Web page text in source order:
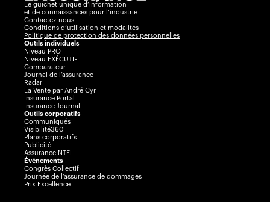
Le guichet unique d’information
et de connaissances pour l’industrie
Contactez-nous
Conditions d’utilisation et modalités
Politique de protection des données personnelles
Outils individuels
Niveau PRO
Niveau EXÉCUTIF
Comparateur
Journal de l’assurance
Radar
La Vente par André Cyr
Insurance Portal
Insurance Journal
Outils corporatifs
Communiqués
Visibilité360
Plans corporatifs
Publicité
AssuranceINTEL
Événements
Congrès Collectif
Journée de l’assurance de dommages
Prix Excellence